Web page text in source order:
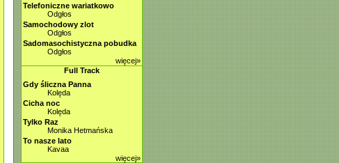
Telefoniczne wariatkowo
Odgłos
Samochodowy zlot
Odgłos
Sadomasochistyczna pobudka
Odgłos
więcej»
Full Track
Gdy śliczna Panna
Kolęda
Cicha noc
Kolęda
Tylko Raz
Monika Hetmańska
To nasze lato
Kavaa
więcej»